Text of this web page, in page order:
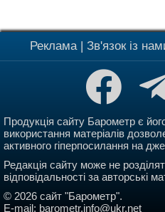
Реклама| Зв'язок із
Продукція сайту Барометр є
використання матеріалів
активного гіперпосилання на
Редакція сайту може не
відповідальності за авторські
© 2026 сайт "Барометр".
E-mail: barometr.info@ukr.net